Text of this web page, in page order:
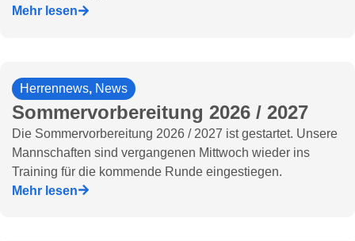
Mehr lesen
Herrennews, News
Sommervorbereitung 2026 / 2027
Die Sommervorbereitung 2026 / 2027 ist gestartet. Unsere
Mannschaften sind vergangenen Mittwoch wieder ins
Training für die kommende Runde eingestiegen.
Mehr lesen